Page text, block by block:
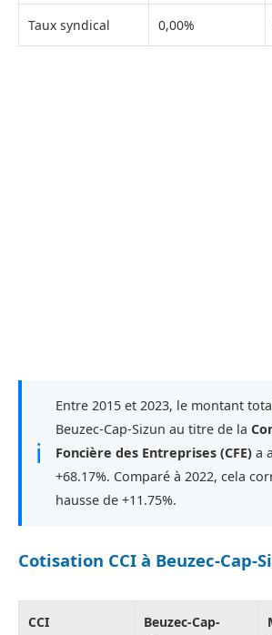
Taux syndical 0,00%
ℹ
Entre 2015 et 2023, le montant
Beuzec-Cap-Sizun au titre de la
Foncière des Entreprises (CFE) a
+68.17%. Comparé à 2022, cela
hausse de +11.75%.
Cotisation CCI à Beuzec-Cap-
CCI
Beuzec-Cap-